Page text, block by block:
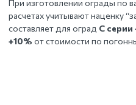
При изготовлении ограды по
расчетах учитывают наценку
составляет для оград С серии
+10% от стоимости по